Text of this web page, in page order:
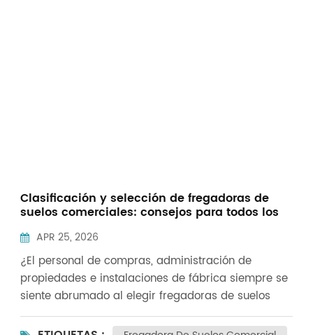
Clasificación y selección de fregadoras de
suelos comerciales: consejos para todos los
APR 25, 2026
¿El personal de compras, administración de
propiedades e instalaciones de fábrica siempre se
siente abrumado al elegir fregadoras de suelos
comerciales? Los criterios fundamentales para
clasificar las fregadoras de suelos comerciales